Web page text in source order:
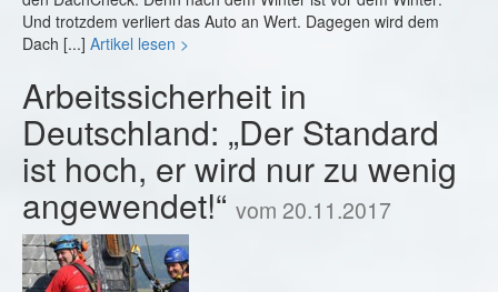
Und trotzdem verliert das Auto an Wert. Dagegen wird dem
Dach [...] Artikel lesen >
Arbeitssicherheit in
Deutschland: „Der Standard
ist hoch, er wird nur zu wenig
angewendet!“ vom 20.11.2017